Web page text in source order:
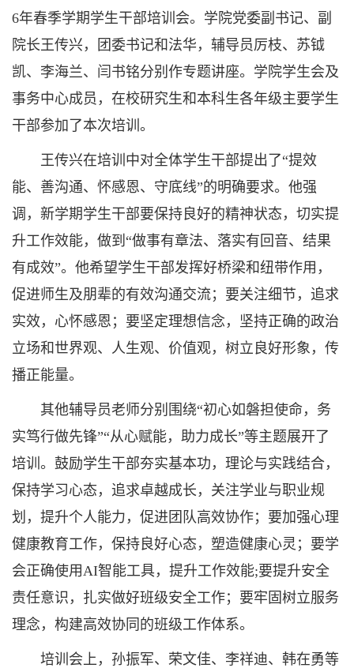
6年春季学期学生干部培训会。学院党委副书记、副
院长王传兴，团委书记和法华，辅导员厉枝、苏钺
凯、李海兰、闫书铭分别作专题讲座。学院学生会及
事务中心成员，在校研究生和本科生各年级主要学生
干部参加了本次培训。
王传兴在培训中对全体学生干部提出了“提效
能、善沟通、怀感恩、守底线”的明确要求。他强
调，新学期学生干部要保持良好的精神状态，切实提
升工作效能，做到“做事有章法、落实有回音、结果
有成效”。他希望学生干部发挥好桥梁和纽带作用，
促进师生及朋辈的有效沟通交流；要关注细节，追求
实效，心怀感恩；要坚定理想信念，坚持正确的政治
立场和世界观、人生观、价值观，树立良好形象，传
播正能量。
其他辅导员老师分别围绕“初心如磐担使命，务
实笃行做先锋”“从心赋能，助力成长”等主题展开了
培训。鼓励学生干部夯实基本功，理论与实践结合，
保持学习心态，追求卓越成长，关注学业与职业规
划，提升个人能力，促进团队高效协作；要加强心理
健康教育工作，保持良好心态，塑造健康心灵；要学
会正确使用AI智能工具，提升工作效能;要提升安全
责任意识，扎实做好班级安全工作；要牢固树立服务
理念，构建高效协同的班级工作体系。
培训会上，孙振军、荣文佳、李祥迪、韩在勇等